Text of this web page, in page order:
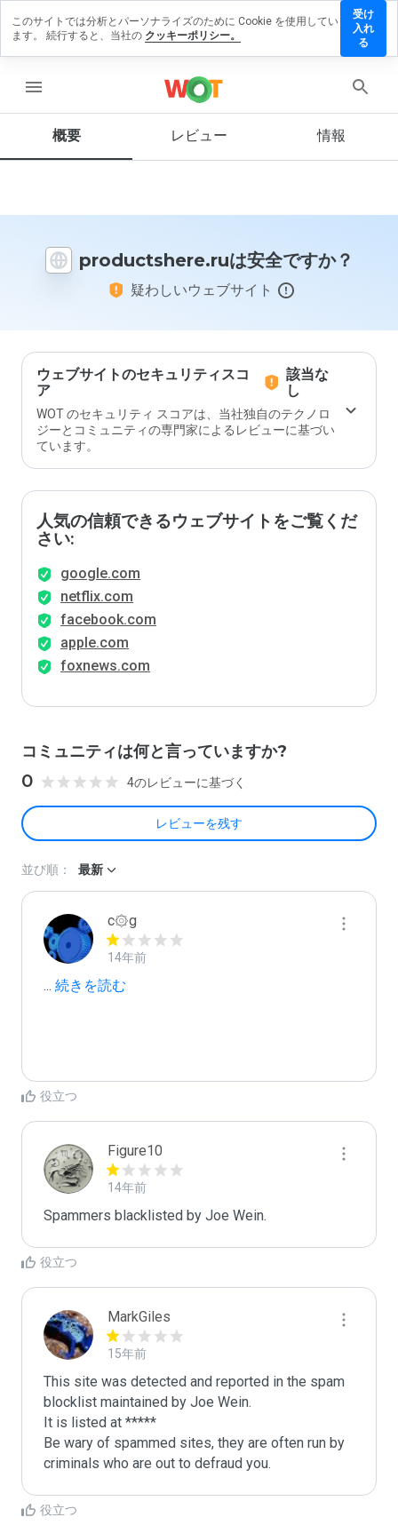
menu
概要 レビュー 情報
productshere.ruは安全ですか？
疑わしいウェブサイト
ウェブサイトのセキュリティスコ
ア
該当な
し
WOT のセキュリティ スコアは、当社独自のテクノロ
ジーとコミュニティの専門家によるレビューに基づい
ています。
人気の信頼できるウェブサイトをご覧くだ
さい:
google.com
netflix.com
facebook.com
apple.com
foxnews.com
コミュニティは何と言っていますか?
0 4のレビューに基づく
レビューを残す
ューを
この
イト
価し
ます
か？
並び順： 最新
c۞g
14年前
... 続きを読む
役立つ
Figure10
14年前
Spammers blacklisted by Joe Wein.
役立つ
MarkGiles
15年前
This site was detected and reported in the spam
blocklist maintained by Joe Wein.
It is listed at *****
Be wary of spammed sites, they are often run by
criminals who are out to defraud you.
役立つ
このサイトでは分析とパーソナライズのために Cookie を使用してい
ます。 続行すると、当社の クッキーポリシー。
受け
入れ
る